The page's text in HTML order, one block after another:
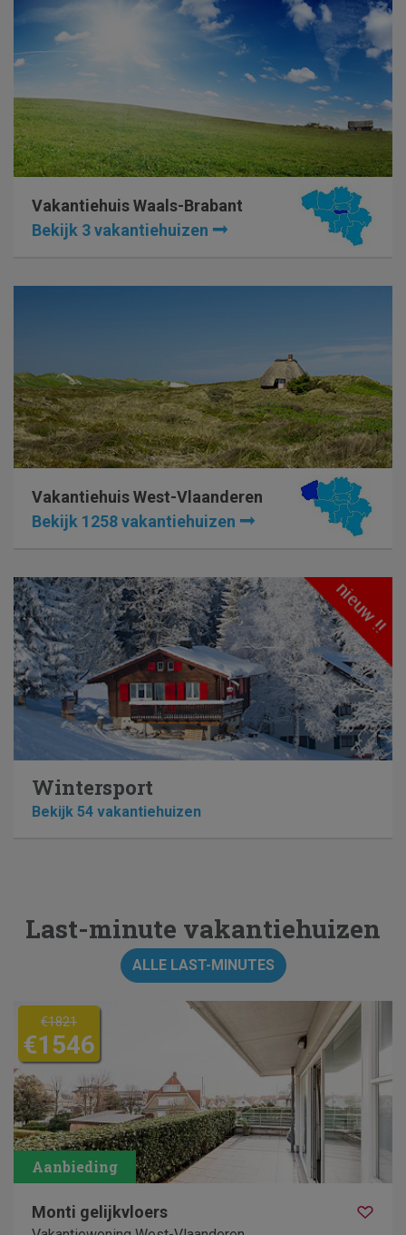
Vakantiehuis Waals-Brabant
Bekijk 3 vakantiehuizen
Vakantiehuis West-Vlaanderen
Bekijk 1258 vakantiehuizen
Wintersport
Bekijk 54 vakantiehuizen
Last-minute vakantiehuizen
ALLE LAST-MINUTES
€1821
€1546
Monti gelijkvloers